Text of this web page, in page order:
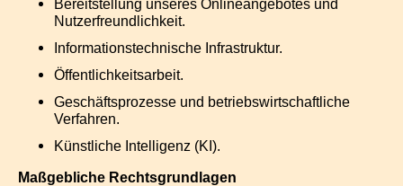
Bereitstellung unseres Onlineangebotes und
Nutzerfreundlichkeit.
Informationstechnische Infrastruktur.
Öffentlichkeitsarbeit.
Geschäftsprozesse und betriebswirtschaftliche
Verfahren.
Künstliche Intelligenz (KI).
Maßgebliche Rechtsgrundlagen